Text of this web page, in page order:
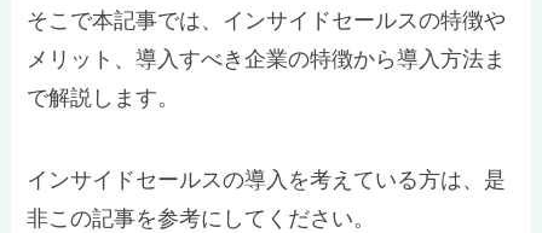
そこで本記事では、インサイドセールスの特徴や
メリット、導入すべき企業の特徴から導入方法ま
で解説します。
インサイドセールスの導入を考えている方は、是
非この記事を参考にしてください。